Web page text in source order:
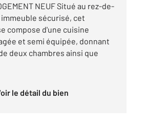
NEUF Situé au rez-de-
sécurisé, cet
compose d'une cuisine
et semi équipée, donnant
deux chambres ainsi que
Voir le détail du bien